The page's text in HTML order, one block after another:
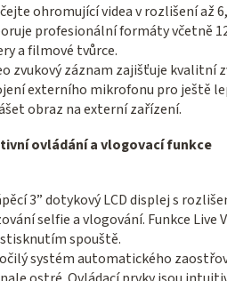
ohromující videa v rozlišení až
profesionální formáty včetně
a filmové tvůrce.
zvukový záznam zajišťuje kvalitní
externího mikrofonu pro ještě
obraz na externí zařízení.
ovládání a vlogovací funkce
3” dotykový LCD displej s
selfie a vlogování. Funkce
spouště.
systém automatického